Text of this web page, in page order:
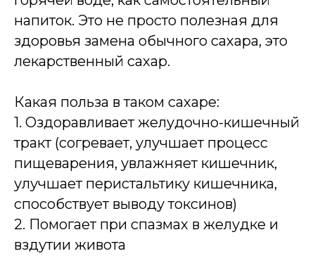
напиток. Это не просто полезная для
здоровья замена обычного сахара, это
лекарственный сахар.
Какая польза в таком сахаре:
1. Оздоравливает желудочно-кишечный
тракт (согревает, улучшает процесс
пищеварения, увлажняет кишечник,
улучшает перистальтику кишечника,
способствует выводу токсинов)
2. Помогает при спазмах в желудке и
вздутии живота